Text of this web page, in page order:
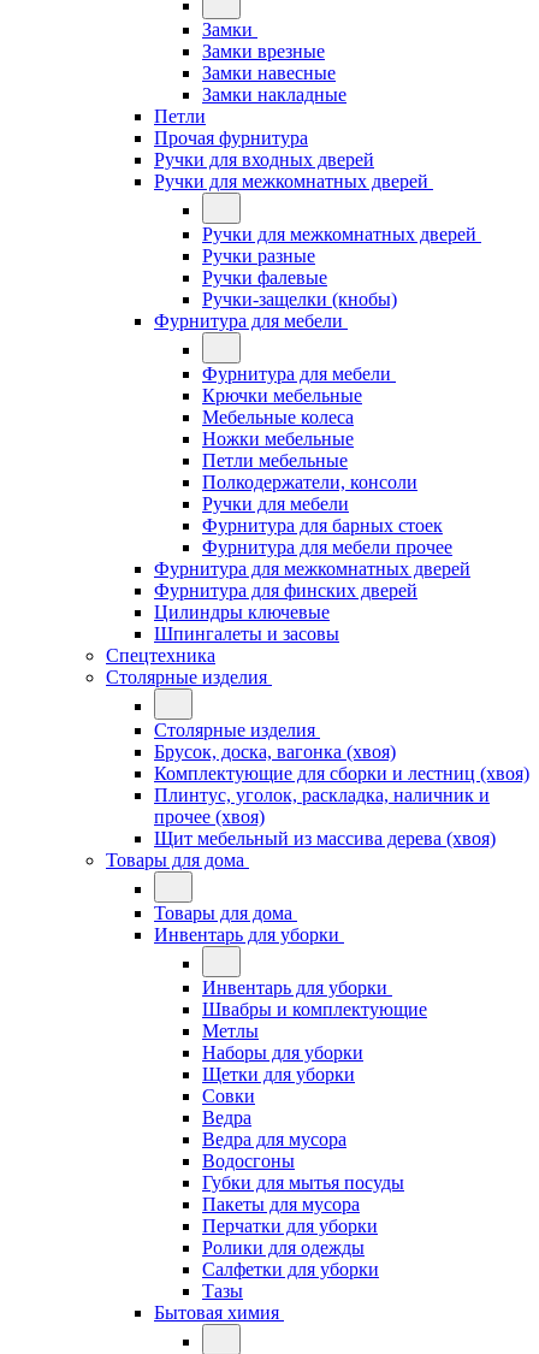
Замки
Замки врезные
Замки навесные
Замки накладные
Петли
Прочая фурнитура
Ручки для входных дверей
Ручки для межкомнатных дверей
Ручки для межкомнатных дверей
Ручки разные
Ручки фалевые
Ручки-защелки (кнобы)
Фурнитура для мебели
Фурнитура для мебели
Крючки мебельные
Мебельные колеса
Ножки мебельные
Петли мебельные
Полкодержатели, консоли
Ручки для мебели
Фурнитура для барных стоек
Фурнитура для мебели прочее
Фурнитура для межкомнатных дверей
Фурнитура для финских дверей
Цилиндры ключевые
Шпингалеты и засовы
Спецтехника
Столярные изделия
Столярные изделия
Брусок, доска, вагонка (хвоя)
Комплектующие для сборки и лестниц (хвоя)
Плинтус, уголок, раскладка, наличник и
прочее (хвоя)
Щит мебельный из массива дерева (хвоя)
Товары для дома
Товары для дома
Инвентарь для уборки
Инвентарь для уборки
Швабры и комплектующие
Метлы
Наборы для уборки
Щетки для уборки
Совки
Ведра
Ведра для мусора
Водосгоны
Губки для мытья посуды
Пакеты для мусора
Перчатки для уборки
Ролики для одежды
Салфетки для уборки
Тазы
Бытовая химия